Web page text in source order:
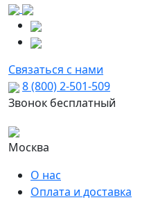
Связаться с нами
8 (800) 2-501-509
Звонок бесплатный
Москва
О нас
Оплата и доставка